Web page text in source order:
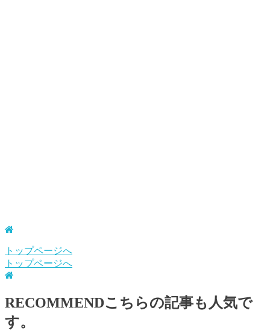
トップページへ
トップページへ
RECOMMENDこちらの記事も人気で
す。